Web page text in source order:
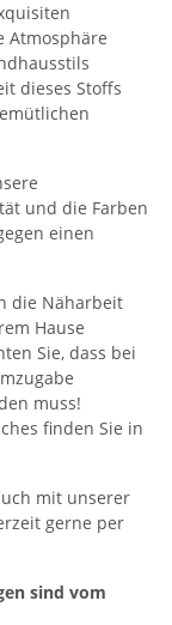
Atmosphäre
dieses Stoffs
und die Farben
einen
die Näharbeit
Hause
Sie, dass bei
muss!
finden Sie in
mit unserer
gerne per
sind vom